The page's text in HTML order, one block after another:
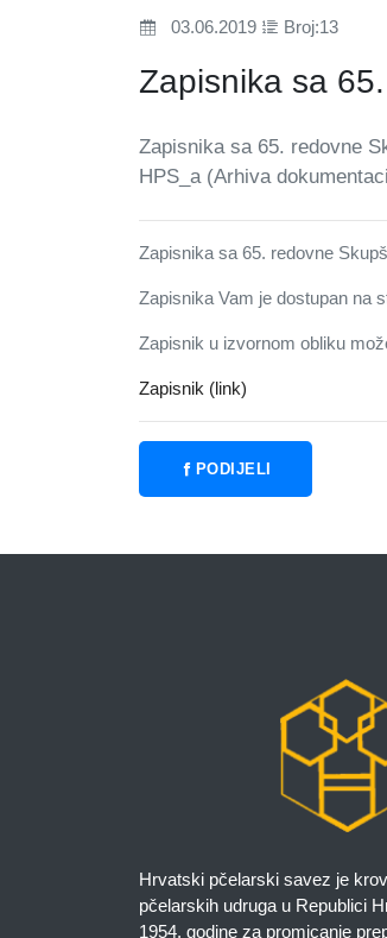
03.06.2019 Broj:13
Zapisnika sa
Zapisnika sa 65. redovne
HPS_a (Arhiva
Zapisnika sa 65. redovne
Zapisnika Vam je dostupan na
Zapisnik u izvornom obliku
Zapisnik (link)
PODIJELI
Hrvatski pčelarski savez je
pčelarskih udruga u Republici
1954. godine za promicanje